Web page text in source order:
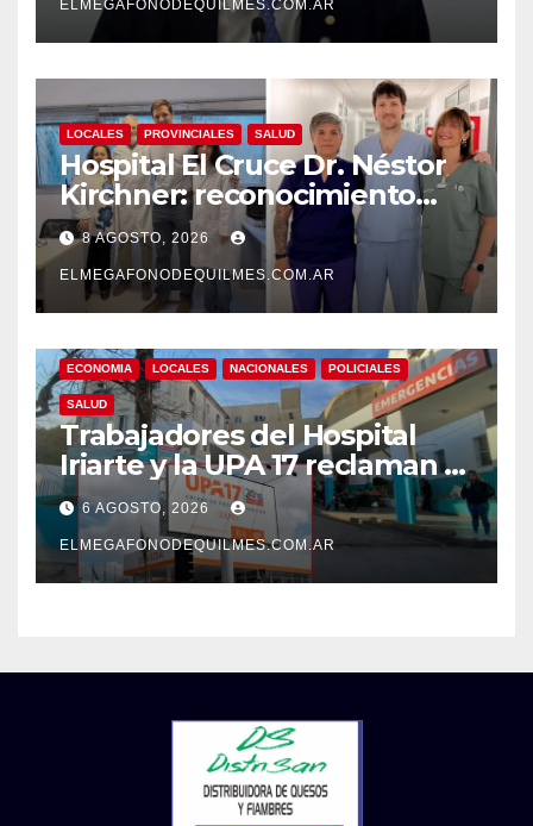
ELMEGAFONODEQUILMES.COM.AR
LOCALES PROVINCIALES SALUD
Hospital El Cruce Dr. Néstor
Kirchner: reconocimiento
internacional a la calidad de
su atención
8 AGOSTO, 2026
ELMEGAFONODEQUILMES.COM.AR
ECONOMIA LOCALES NACIONALES POLICIALES
SALUD
Trabajadores del Hospital
Iriarte y la UPA 17 reclaman el
pase a planta de becarios y
mejoras laborales
6 AGOSTO, 2026
ELMEGAFONODEQUILMES.COM.AR